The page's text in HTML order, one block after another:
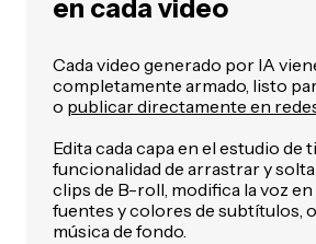
en cada video
Cada video generado por IA
completamente armado, listo
o publicar directamente en
Edita cada capa en el estudio de
funcionalidad de arrastrar y
clips de B-roll, modifica la voz en
fuentes y colores de subtítulos,
música de fondo.